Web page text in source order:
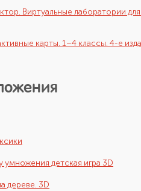
Виртуальные лаборатории
карты. 1–4 классы. 4-е
детская игра 3D
дереве. 3D